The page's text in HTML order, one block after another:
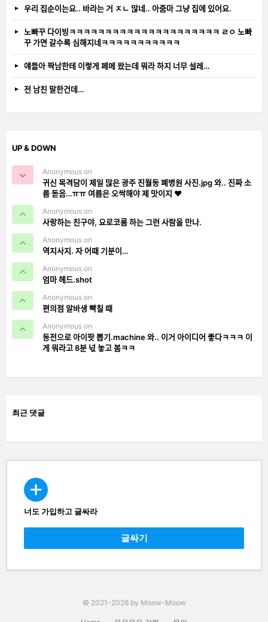
우리 집순이는요.. 바라는 거 ㅈㄴ 많네.. 아줌마 그냥 집에 있어요.
노빠꾸 다이빙ㅋㅋㅋㅋㅋㅋㅋㅋㅋㅋㅋㅋㅋㅋㅋㅋㅋㅋㅋㅋㅋ ㄹㅇ 노빠
꾸 가면 갈수록 심해지네ㅋㅋㅋㅋㅋㅋㅋㅋㅋㅋㅋ
얘들아 짝남한테 이렇게 페메 왔는데 뭐라 하지 너무 설레…
전 남친 말한건데…
UP & DOWN
Anonymous on
귀신 목격담이 제일 많은 광주 진월동 폐병원 사진.jpg 와.. 진짜 소
름 돋음…ㅠㅠ 여름은 오싹해야 제 맛이지 ❤️
Anonymous on
사랑하는 친구야, 요로코롬 하는 그런 사람을 만나.
Anonymous on
역지사지. 자 어때 기분이…
Anonymous on
엄마 헤드.shot
Anonymous on
편의점 알바생 빡칠 때
Anonymous on
동전으로 아이팟 뽑기.machine 와.. 이거 아이디어 좋다ㅋㅋㅋ 이
게 뭐라고 8분 넋 놓고 봄ㅋㅋ
최근 댓글
CREATE
너도 가입하고 글싸라
글싸기
© 2021-2026 by Moow-Moow